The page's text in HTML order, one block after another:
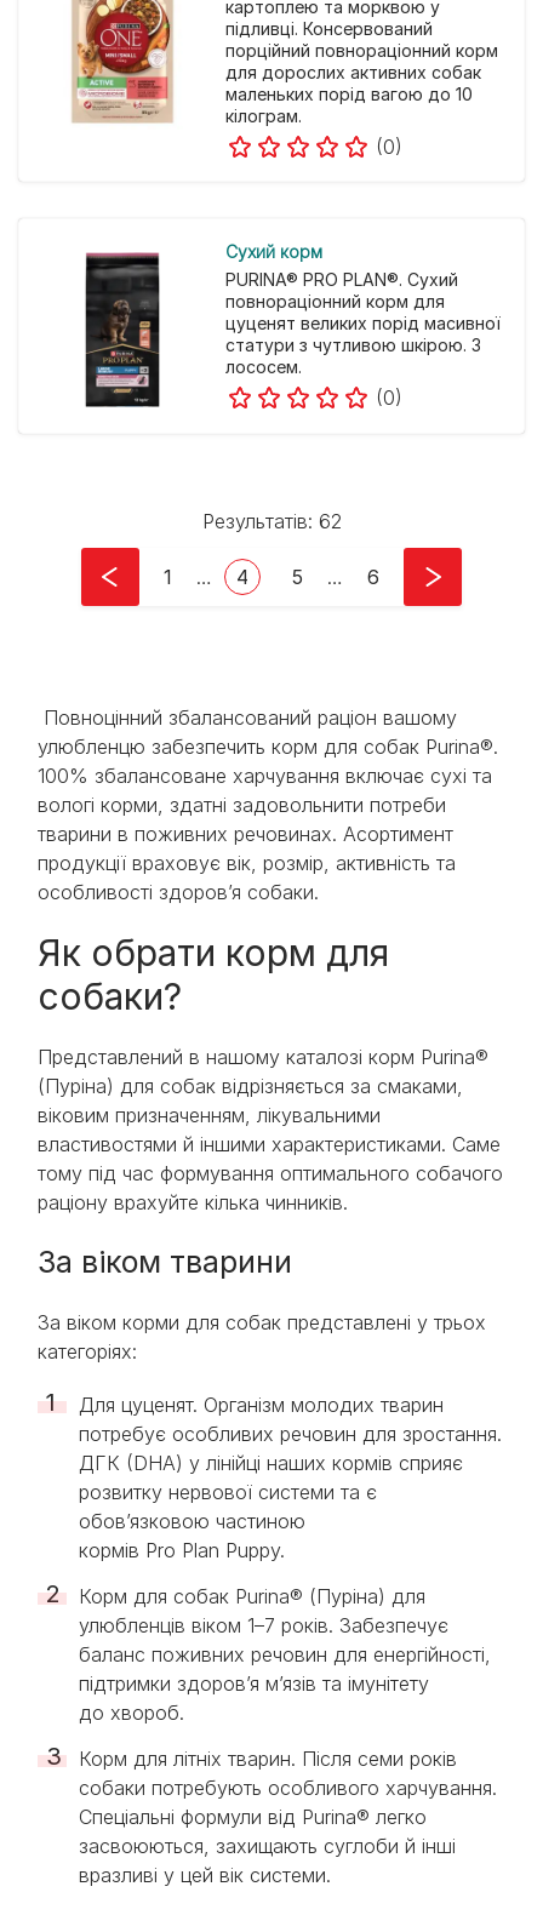
картоплею та морквою у
підливці. Консервований
порційний повнораціонний корм
для дорослих активних собак
маленьких порід вагою до 10
кілограм.
(0)
Cухий корм
PURINA® PRO PLAN®. Сухий
повнораціонний корм для
цуценят великих порід масивної
статури з чутливою шкірою. З
лососем.
(0)
Результатів: 62
Pagination
First page
1 … Current page
4 Page
5 … Last page
6
Повноцінний збалансований раціон вашому
улюбленцю забезпечить корм для собак Purina®.
100% збалансоване харчування включає сухі та
вологі корми, здатні задовольнити потреби
тварини в поживних речовинах. Асортимент
продукції враховує вік, розмір, активність та
особливості здоров’я собаки.
Як обрати корм для
собаки?
Представлений в нашому каталозі корм Purina®
(Пуріна) для собак відрізняється за смаками,
віковим призначенням, лікувальними
властивостями й іншими характеристиками. Саме
тому під час формування оптимального собачого
раціону врахуйте кілька чинників.
За віком тварини
За віком корми для собак представлені у трьох
категоріях:
Для цуценят. Організм молодих тварин
потребує особливих речовин для зростання.
ДГК (DHA) у лінійці наших кормів сприяє
розвитку нервової системи та є
обов’язковою частиною
кормів Pro Plan Puppy.
Корм для собак Purina® (Пуріна) для
улюбленців віком 1–7 років. Забезпечує
баланс поживних речовин для енергійності,
підтримки здоров’я м’язів та імунітету
до хвороб.
Корм для літніх тварин. Після семи років
собаки потребують особливого харчування.
Спеціальні формули від Purina® легко
засвоюються, захищають суглоби й інші
вразливі у цей вік системи.